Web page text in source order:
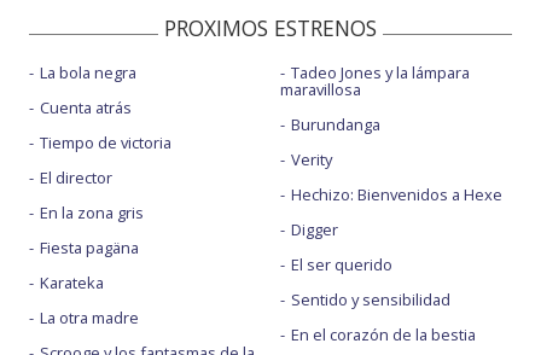
PROXIMOS ESTRENOS
La bola negra
Cuenta atrás
Tiempo de victoria
El director
En la zona gris
Fiesta pagäna
Karateka
La otra madre
Tadeo Jones y la lámpara
maravillosa
Burundanga
Verity
Hechizo: Bienvenidos a Hexe
Digger
El ser querido
Sentido y sensibilidad
En el corazón de la bestia